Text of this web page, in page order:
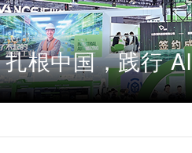
根中国，践行